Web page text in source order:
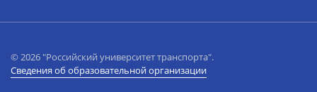
© 2026 "Российский университет транспорта".
Сведения об образовательной организации